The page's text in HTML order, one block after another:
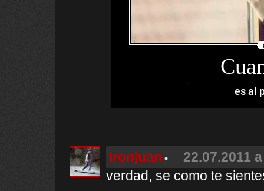
es al
ironjuan
22.07.2011
verdad, se como te